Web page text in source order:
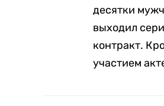
десятки
выходил
контракт.
участием